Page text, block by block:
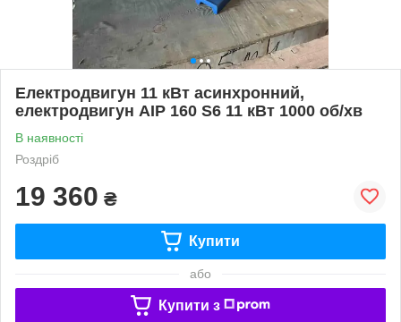
Електродвигун 11 кВт асинхронний,
електродвигун АІР 160 S6 11 кВт 1000 об/хв
В наявності
Роздріб
19 360 ₴
Купити
або
Купити з